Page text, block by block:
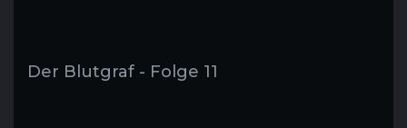
Der Blutgraf - Folge 11